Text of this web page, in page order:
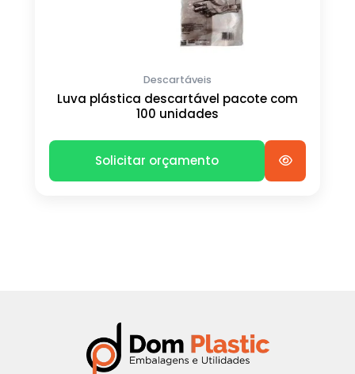
Descartáveis
Luva plástica descartável pacote com
100 unidades
Solicitar orçamento